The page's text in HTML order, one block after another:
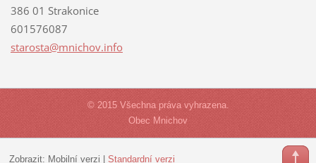
386 01 Strakonice
601576087
starosta@mnichov.info
© 2015 Všechna práva vyhrazena.
Obec Mnichov
Zobrazit: Mobilní verzi Standardní verzi